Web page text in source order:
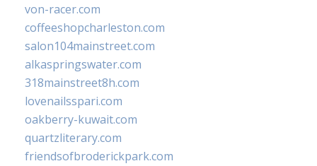
von-racer.com
coffeeshopcharleston.com
salon104mainstreet.com
alkaspringswater.com
318mainstreet8h.com
lovenailsspari.com
oakberry-kuwait.com
quartzliterary.com
friendsofbroderickpark.com